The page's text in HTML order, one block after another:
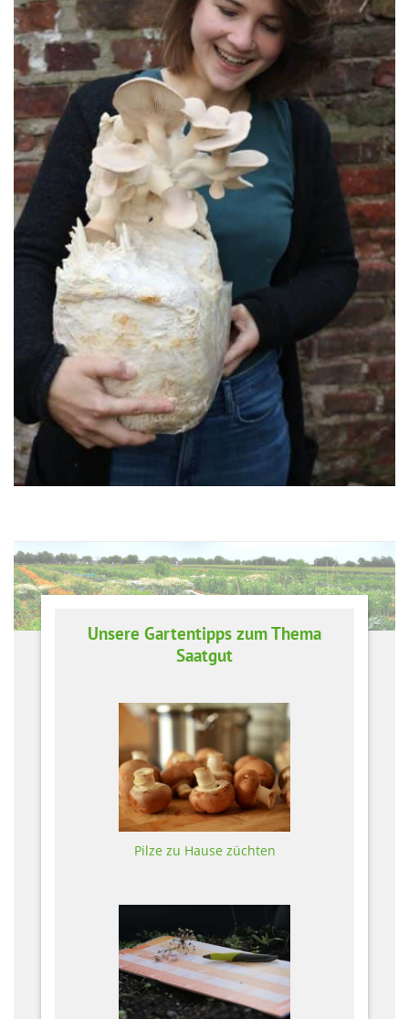
Unsere Gartentipps zum Thema
Saatgut
Pilze zu Hause züchten